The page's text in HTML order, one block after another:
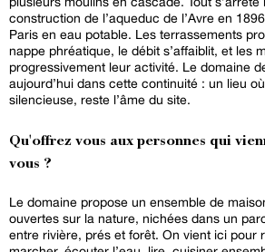
construction de l’aqueduc de l’Avre en
Paris en eau potable. Les terrassements
nappe phréatique, le débit s’affaiblit, et les
progressivement leur activité. Le domaine
aujourd’hui dans cette continuité : un lieu
silencieuse, reste l’âme du site.
Qu'offrez vous aux personnes qui
vous ?
Le domaine propose un ensemble de
ouvertes sur la nature, nichées dans un
entre rivière, prés et forêt. On vient ici pour